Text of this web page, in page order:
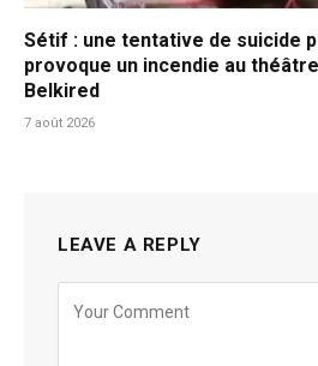
Sétif : une tentative de suicide
provoque un incendie au
Belkired
7 août 2026
LEAVE A REPLY